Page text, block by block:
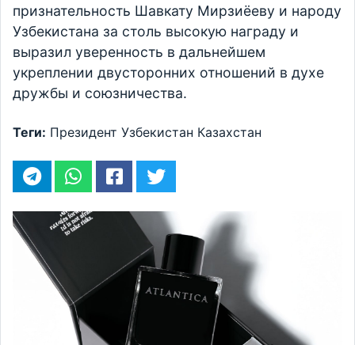
признательность Шавкату Мирзиёеву и народу
Узбекистана за столь высокую награду и
выразил уверенность в дальнейшем
укреплении двусторонних отношений в духе
дружбы и союзничества.
Теги: Президент Узбекистан Казахстан